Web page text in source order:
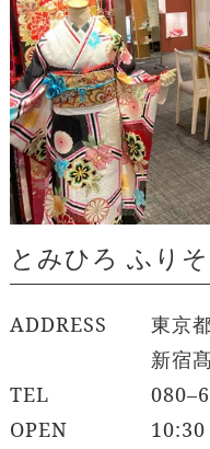
とみひろ ふり
ADDRESS
東京
新宿
TEL
OPEN